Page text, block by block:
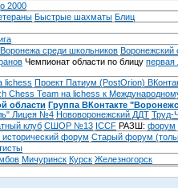
2000
Быстрые шахматы Блиц
среди школьников Воронежский
Чемпионат области по блицу первая
lichess Проект Патиум (PostOrion)
Chess Team на lichess к
области Группа ВКонтакте
Лицея №4 Нововоронежский ДДТ Труд-
клуб СШОР №13 ICCF РАЗШ: форум
исторический форум Cтарый форум
Мичуринск Курск Железногорск